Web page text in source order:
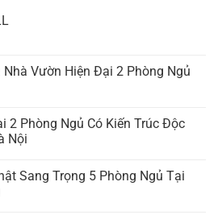
Vườn Hiện Đại 2 Phòng Ngủ
2 Phòng Ngủ Có Kiến Trúc Độc
Nội
Sang Trọng 5 Phòng Ngủ Tại